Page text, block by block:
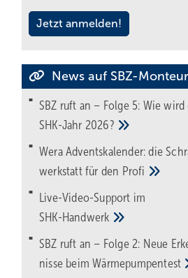
Jetzt anmelden!
News auf SBZ-Monteur
SBZ ruft an – Folge 5: Wie wird
SHK-Jahr 2026?
Wera Adventskalender: die
werk­statt für den Pro­fi
Live-Video-Support im
SHK-Handwerk
SBZ ruft an – Folge 2: Neue
nisse beimWärme­pumpen­test